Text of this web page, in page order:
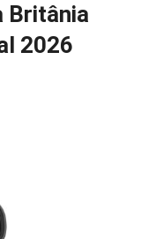
Britânia
2026